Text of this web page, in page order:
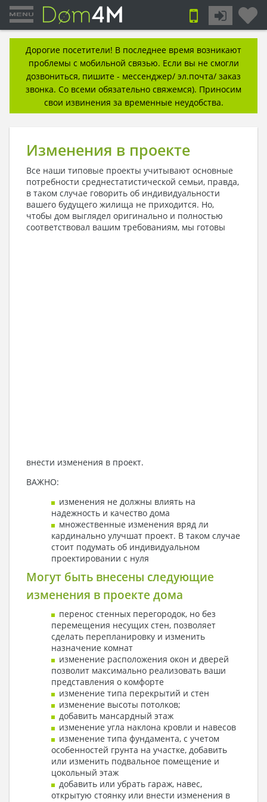
Дорогие посетители! В последнее время возникают
проблемы с мобильной связью. Если вы не смогли
дозвониться, пишите - мессенджер/ эл.почта/ заказ
звонка. Со всеми обязательно свяжемся). Приносим
свои извинения за временные неудобства.
Изменения в проекте
Все наши типовые проекты учитывают основные
потребности среднестатистической семьи, правда,
в таком случае говорить об индивидуальности
вашего будущего жилища не приходится. Но,
чтобы дом выглядел оригинально и полностью
соответствовал вашим требованиям, мы готовы
внести изменения в проект.
ВАЖНО:
изменения не должны влиять на
надежность и качество дома
множественные изменения вряд ли
кардинально улучшат проект. В таком случае
стоит подумать об индивидуальном
проектировании с нуля
Могут быть внесены следующие
изменения в проекте дома
перенос стенных перегородок, но без
перемещения несущих стен, позволяет
сделать перепланировку и изменить
назначение комнат
изменение расположения окон и дверей
позволит максимально реализовать ваши
представления о комфорте
изменение типа перекрытий и стен
изменение высоты потолков;
добавить мансардный этаж
изменение угла наклона кровли и навесов
изменение типа фундамента, с учетом
особенностей грунта на участке, добавить
или изменить подвальное помещение и
цокольный этаж
добавить или убрать гараж, навес,
открытую стоянку или внести изменения в